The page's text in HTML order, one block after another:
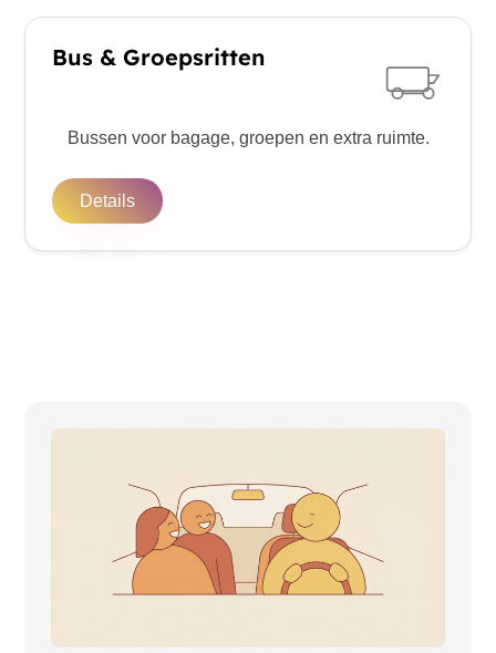
Bus & Groepsritten
Bussen voor bagage, groepen en extra ruimte.
Details